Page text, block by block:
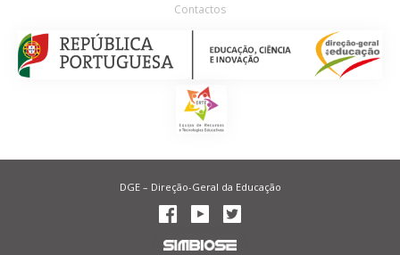
Contactos
DGE – Direção-Geral da Educação